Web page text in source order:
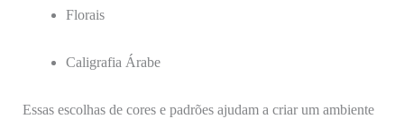
Florais
Caligrafia Árabe
Essas escolhas de cores e padrões ajudam a criar um ambiente